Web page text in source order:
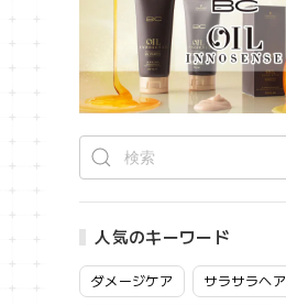
人気のキーワード
ダメージケア サラサラヘア